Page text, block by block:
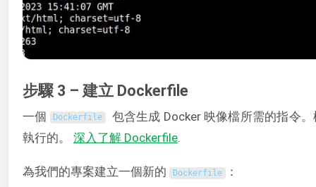
步驟 3 – 建立 Dockerfile
一個 Dockerfile
包含生成 Docker 映像檔所需的指令
執行的。 深入了解 Dockerfile
為我們的專案建立一個新的 Dockerfile ：